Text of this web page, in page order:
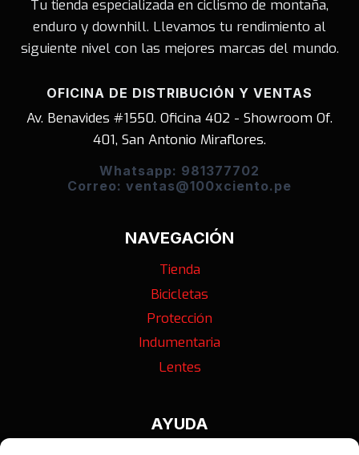
Tu tienda especializada en ciclismo de montaña,
enduro y downhill. Llevamos tu rendimiento al
siguiente nivel con las mejores marcas del mundo.
OFICINA DE DISTRIBUCIÓN Y VENTAS
Av. Benavides #1550. Oficina 402 - Showroom Of.
401, San Antonio Miraflores.
Whatsapp: 981377702
Correo: ventas@100xciento.pe
NAVEGACIÓN
Tienda
Bicicletas
Protección
Indumentaria
Lentes
AYUDA